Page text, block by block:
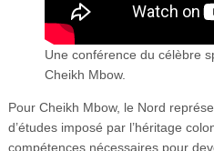
Une conférence du célèbre
Cheikh Mbow.
Pour Cheikh Mbow, le Nord
d’études imposé par l’héritage
compétences nécessaires pour